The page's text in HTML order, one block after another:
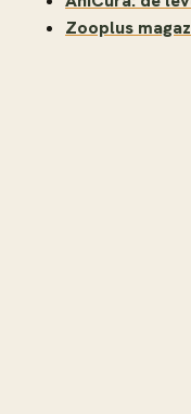
Zooplus